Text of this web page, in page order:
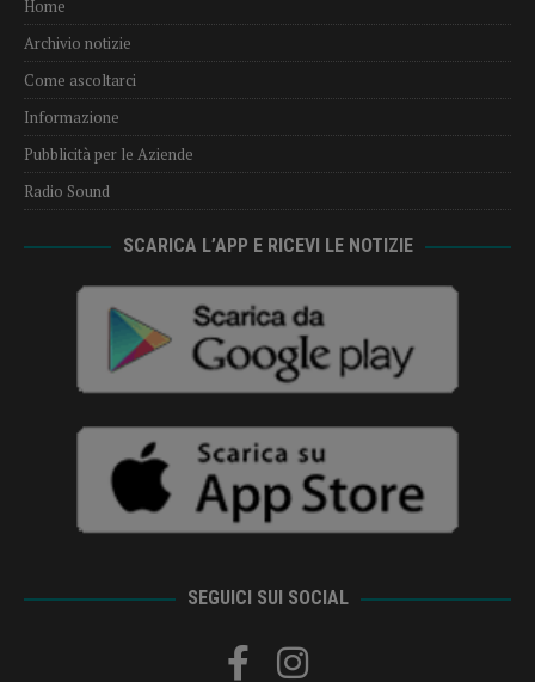
Home
Archivio notizie
Come ascoltarci
Informazione
Pubblicità per le Aziende
Radio Sound
SCARICA L’APP E RICEVI LE NOTIZIE
SEGUICI SUI SOCIAL